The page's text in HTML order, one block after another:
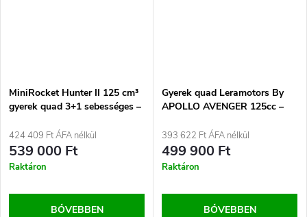
MiniRocket Hunter II 125 cm³
gyerek quad 3+1 sebességes –
elektromos indítással Kék
424 409 Ft ÁFA nélkül
539 000 Ft
Raktáron
BŐVEBBEN
Gyerek quad Leramotors By
APOLLO AVENGER 125cc –
393 622 Ft ÁFA nélkül
499 900 Ft
Raktáron
BŐVEBBEN